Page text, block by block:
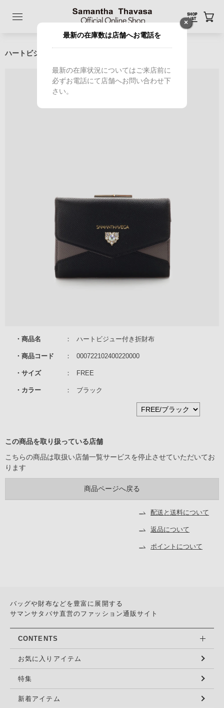
ハートビジュー付き折財布
商品名 ハートビジュー付き折財布
商品コード 000722102400220000
サイズ FREE
カラー ブラック
この商品を取り扱っている店舗
こちらの商品は取扱い店舗一覧サービスを停止させていただいてお
ります
配送と送料について
返品について
ポイントについて
バッグや財布などを豊富に展開する
サマンサタバサ直営のファッション通販サイト
CONTENTS
お気に入りアイテム
特集
新着アイテム
×
最新の在庫数は店舗へお電話を
最新の在庫状況についてはご来店前に
必ずお電話にて店舗へお問い合わせ下
さい。